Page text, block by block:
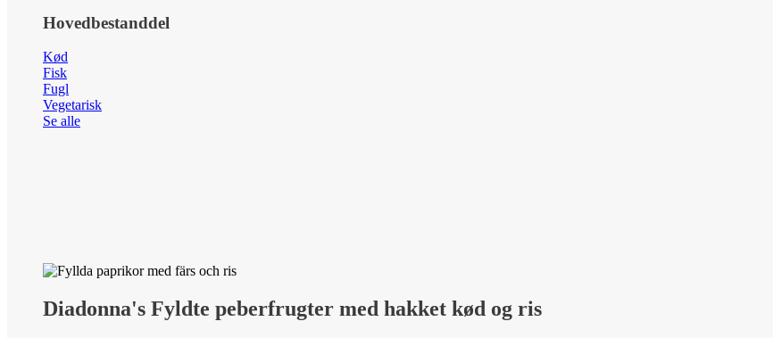
Hovedbestanddel
Kød
Fisk
Fugl
Vegetarisk
Se alle
Diadonna's Fyldte peberfrugter med hakket kød og ris